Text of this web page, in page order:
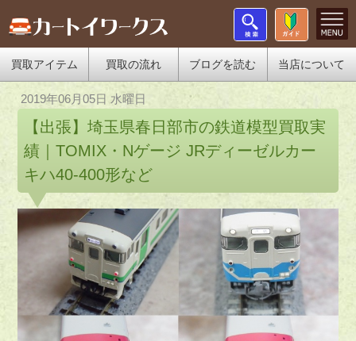
買取アイテム 買取の流れ ブログを読む 当店について
2019年06月05日 水曜日
【出張】埼玉県春日部市の鉄道模型買取実
績｜TOMIX・Nゲージ JRディーゼルカー
キハ40-400形など